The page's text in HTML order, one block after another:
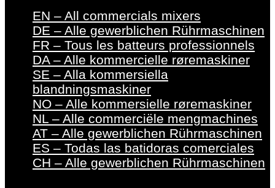
EN – All commercials mixers
DE – Alle gewerblichen Rührmaschinen
FR – Tous les batteurs professionnels
DA – Alle kommercielle røremaskiner
SE – Alla kommersiella
blandningsmaskiner
NO – Alle kommersielle røremaskiner
NL – Alle commerciële mengmachines
AT – Alle gewerblichen Rührmaschinen
ES – Todas las batidoras comerciales
CH – Alle gewerblichen Rührmaschinen